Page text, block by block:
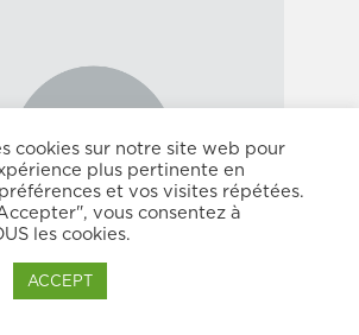
cookies sur notre site web pour
plus pertinente en
et vos visites répétées.
vous consentez à
les cookies.
ACCEPT